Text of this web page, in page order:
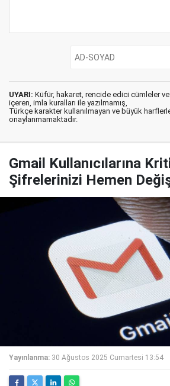
UYARI: Küfür, hakaret, rencide edici cümleler
içeren, imla kuralları ile yazılmamış,
Türkçe karakter kullanılmayan ve büyük
onaylanmamaktadır.
Gmail Kullanıcılarına
Şifrelerinizi Hemen
Yayınlanma: 30 Ağustos 2025 Cumartesi 13:54